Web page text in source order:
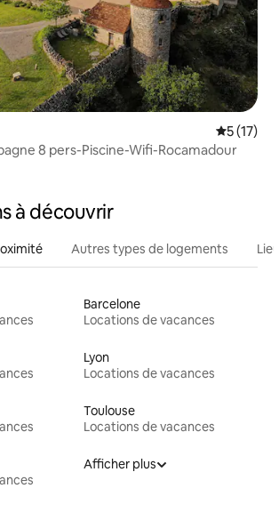
5 (17)
8 pers-Piscine-Wifi-Rocamadour
à découvrir
Autres types de logements
Barcelone
Locations de vacances
Lyon
Locations de vacances
Toulouse
Locations de vacances
Afficher plus